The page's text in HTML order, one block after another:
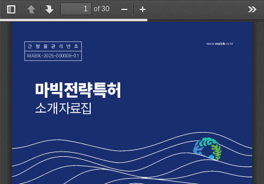
Toggle
Sidebar
PreviousNext
of 30
Zoom
Out
In
마빅전략특허
소개자료집
www.mabik .re.kr
간행물관리번호
MABIK-2025-000008-01